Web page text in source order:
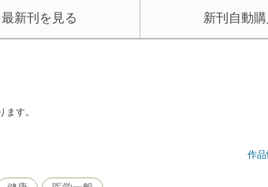
最新刊を見る 新刊自動購
す。
作